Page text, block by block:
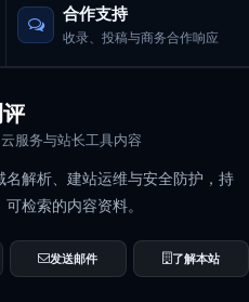
合作支持
收录、投稿与商务合作响应
服务与站长工具内容
解析、建站运维与安全防护，持
检索的内容资料。
发送邮件 了解本站